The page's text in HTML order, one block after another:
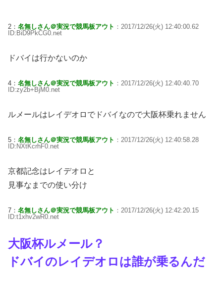
2： 名無しさん＠実況で競馬板アウト ：2017/12/26(火) 12:40:00.62
ID:BiD9PkCG0.net
ドバイは行かないのか
4： 名無しさん＠実況で競馬板アウト ：2017/12/26(火) 12:40:40.70
ID:zy2b+BjM0.net
ルメールはレイデオロでドバイなので大阪杯乗れません
5： 名無しさん＠実況で競馬板アウト ：2017/12/26(火) 12:40:58.28
ID:NXtKcrhF0.net
京都記念はレイデオロと
見事なまでの使い分け
7： 名無しさん＠実況で競馬板アウト ：2017/12/26(火) 12:42:20.15
ID:t1xhv2wR0.net
大阪杯ルメール？
ドバイのレイデオロは誰が乗るんだ